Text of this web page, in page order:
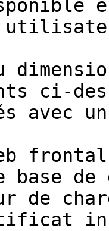
ci-
avec
frontal
de
de